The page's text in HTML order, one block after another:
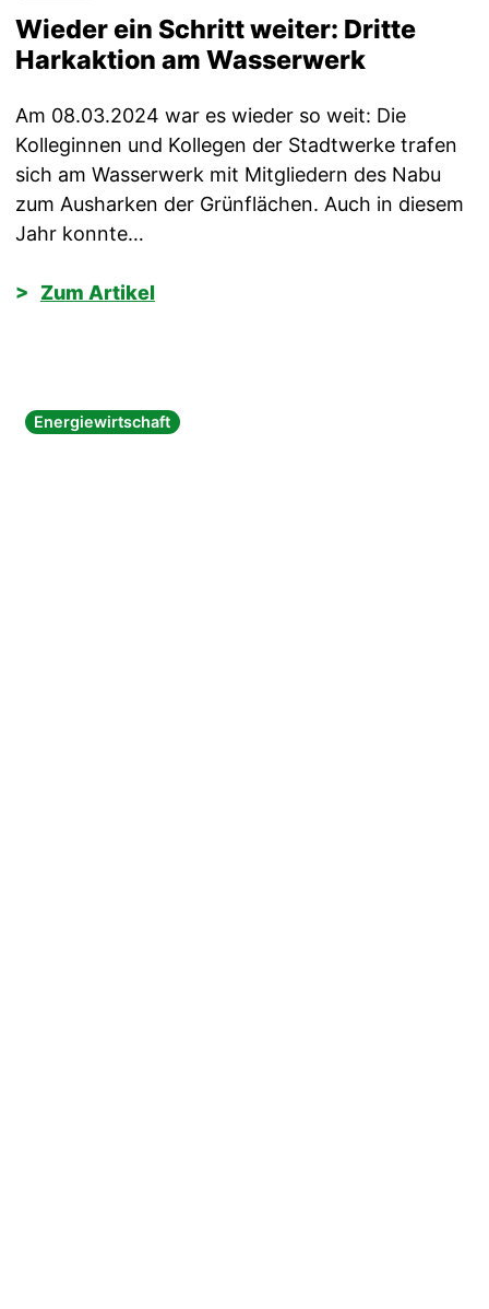
Wieder ein Schritt weiter: Dritte
Harkaktion am Wasserwerk
Am 08.03.2024 war es wieder so weit: Die
Kolleginnen und Kollegen der Stadtwerke trafen
sich am Wasserwerk mit Mitgliedern des Nabu
zum Ausharken der Grünflächen. Auch in diesem
Jahr konnte…
Zum Artikel
Energiewirtschaft